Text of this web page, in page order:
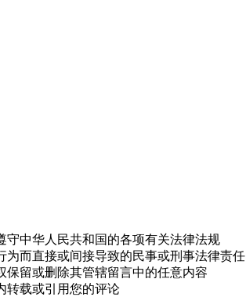
守中华人民共和国的各项有关法律法规
为而直接或间接导致的民事或刑事法律责任
保留或删除其管辖留言中的任意内容
转载或引用您的评论